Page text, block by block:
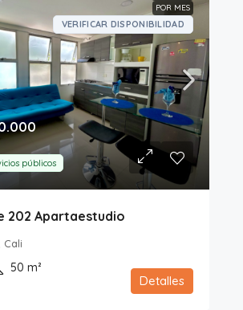
POR MES
VERIFICAR DISPONIBILIDAD
públicos
202 Apartaestudio
Cali
50 m²
Detalles